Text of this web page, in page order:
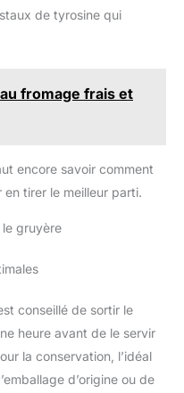
de tyrosine qui
fromage frais et
encore savoir comment
tirer le meilleur parti.
gruyère
conseillé de sortir le
heure avant de le servir
la conservation, l’idéal
d’origine ou de